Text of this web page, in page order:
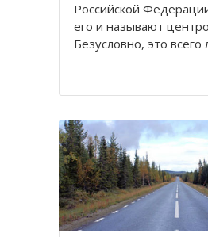
Российской
его и называют
Безусловно, это
Площадей в
значительных в